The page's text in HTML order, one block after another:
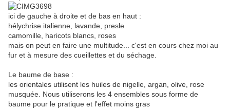
ici de gauche à droite et de bas en haut :
hélychrise italienne, lavande, presle
camomille, haricots blancs, roses
mais on peut en faire une multitude... c'est en cours chez moi au
fur et à mesure des cueillettes et du séchage.
Le baume de base :
les orientales utilisent les huiles de nigelle, argan, olive, rose
musquée. Nous utiliserons les 4 ensembles sous forme de
baume pour le pratique et l'effet moins gras